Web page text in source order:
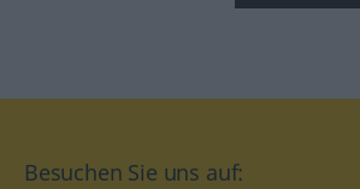
Besuchen Sie uns auf: